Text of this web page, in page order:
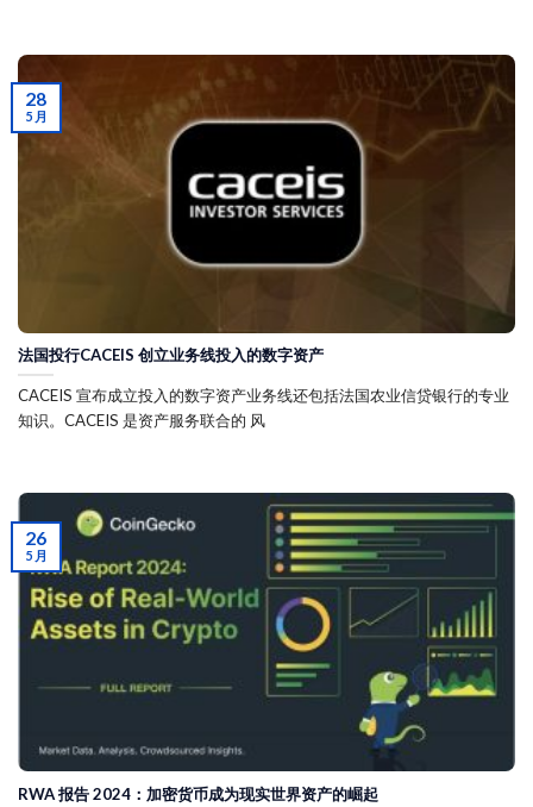
法国投行CACEIS 创立业务线投入的数字资产
CACEIS 宣布成立投入的数字资产业务线还包括法国农业信贷银行的专业
知识。CACEIS 是资产服务联合的 风
28
5 月
RWA 报告 2024：加密货币成为现实世界资产的崛起
26
5 月